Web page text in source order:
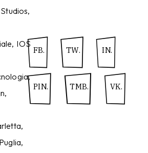
IOS
FB. TW. IN.
PIN. TMB. VK.